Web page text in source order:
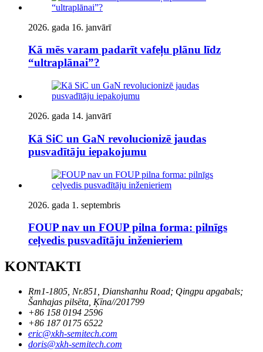
2026. gada 16. janvārī
Kā mēs varam padarīt vafeļu plānu līdz
“ultraplānai”?
2026. gada 14. janvārī
Kā SiC un GaN revolucionizē jaudas
pusvadītāju iepakojumu
2026. gada 1. septembris
FOUP nav un FOUP pilna forma: pilnīgs
ceļvedis pusvadītāju inženieriem
KONTAKTI
Rm1-1805, Nr.851, Dianshanhu Road; Qingpu apgabals;
Šanhajas pilsēta, Ķīna//201799
+86 158 0194 2596
+86 187 0175 6522
eric@xkh-semitech.com
doris@xkh-semitech.com